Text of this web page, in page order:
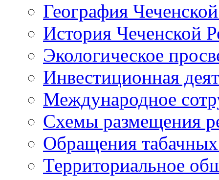
География
История Чеченской
Экологическое
Инвестиционная
Международное
Схемы размещения
Обращения
Территориальное